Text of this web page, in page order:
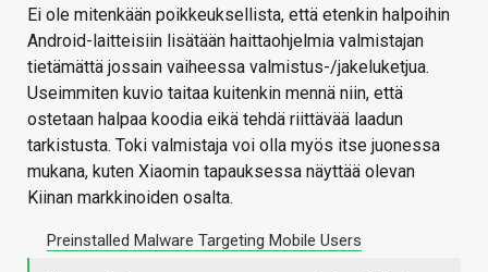
Ei ole mitenkään poikkeuksellista, että etenkin halpoihin
Android-laitteisiin lisätään haittaohjelmia valmistajan
tietämättä jossain vaiheessa valmistus-/jakeluketjua.
Useimmiten kuvio taitaa kuitenkin mennä niin, että
ostetaan halpaa koodia eikä tehdä riittävää laadun
tarkistusta. Toki valmistaja voi olla myös itse juonessa
mukana, kuten Xiaomin tapauksessa näyttää olevan
Kiinan markkinoiden osalta.
Preinstalled Malware Targeting Mobile Users